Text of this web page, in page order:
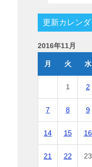
更新カレンダ
2016年11月
月 火 水
1 2
7 8 9
14 15 16
21 22 23